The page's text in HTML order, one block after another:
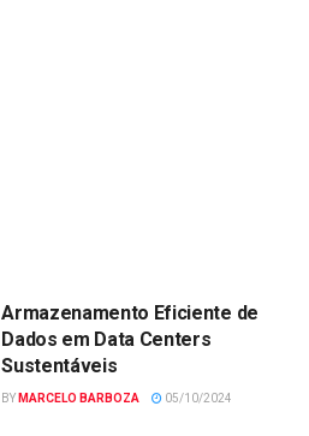
Armazenamento Eficiente de
Dados em Data Centers
Sustentáveis
BY MARCELO BARBOZA 05/10/2024